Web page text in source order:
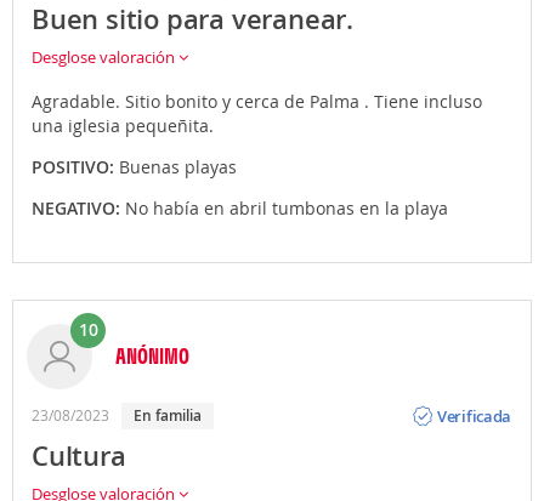
Buen sitio para veranear.
Desglose valoración
Agradable. Sitio bonito y cerca de Palma . Tiene incluso
una iglesia pequeñita.
POSITIVO: Buenas playas
NEGATIVO: No había en abril tumbonas en la playa
10
ANÓNIMO
23/08/2023 En familia
Verificada
Cultura
Desglose valoración